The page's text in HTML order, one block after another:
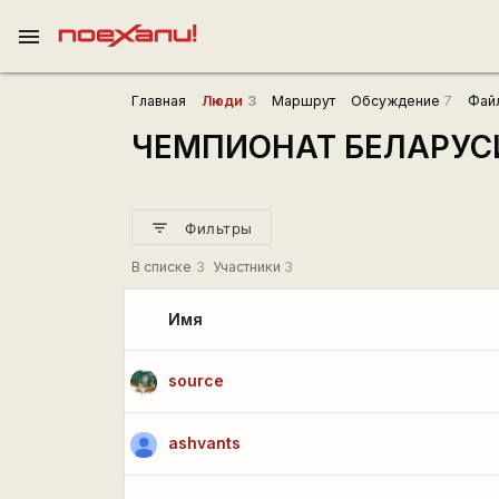
menu
Главная Люди 3 Маршрут Обсуждение 7
ЧЕМПИОНАТ
filter_list Фильтры
В списке 3 Участники 3
Имя
source
ashvants